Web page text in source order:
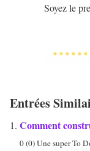
Soyez le
Entrées
Comment
0 (0) Une super To